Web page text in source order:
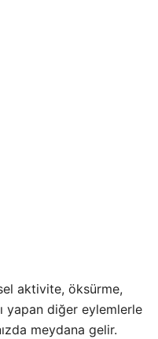
aktivite, öksürme,
yapan diğer eylemlerle
meydana gelir.